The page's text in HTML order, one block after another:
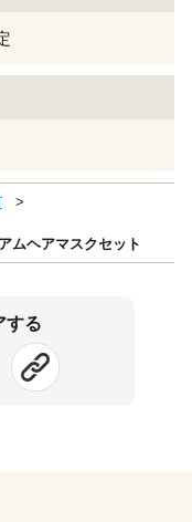
ムヘアマスクセット
する